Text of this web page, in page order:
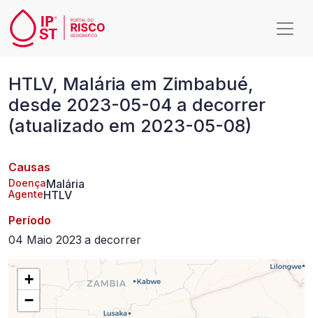
Passar para o conteúdo principal
Malária
em
Zimbabué,
desde
2023-
05-
04
a
decorrer
(atualizado
HTLV, Malária em Zimbabué,
desde 2023-05-04 a decorrer
(atualizado em 2023-05-08)
Causas
DoençaMalária
AgenteHTLV
Período
04 Maio 2023 a decorrer
+
−